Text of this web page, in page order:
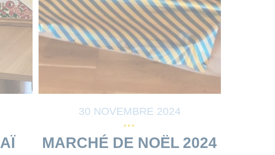
30 NOVEMBRE 2024
MARCHÉ DE NOËL 2024